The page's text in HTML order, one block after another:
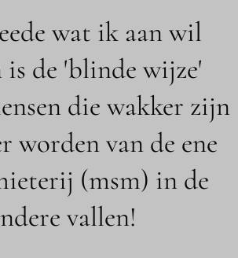
wat ik aan wil
is de 'blinde wijze'
die wakker zijn
worden van de ene
(msm) in de
vallen!